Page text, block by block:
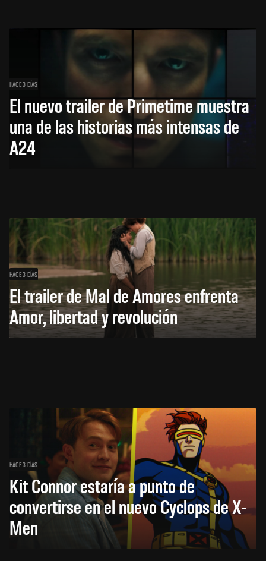
HACE 3 DÍAS
El nuevo trailer de Primetime muestra
una de las historias más intensas de
A24
HACE 3 DÍAS
El trailer de Mal de Amores enfrenta
Amor, libertad y revolución
HACE 3 DÍAS
Kit Connor estaría a punto de
convertirse en el nuevo Cyclops de X-
Men